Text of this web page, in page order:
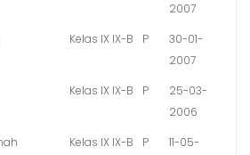
2007
Kelas IX IX-B P
30-01-
2007
Kelas IX IX-B P
25-03-
2006
Kelas IX IX-B P
11-05-